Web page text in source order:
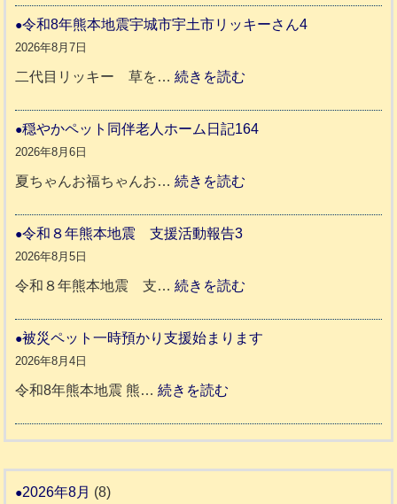
和
年
本
援
市
氷
令和8年熊本地震宇城市宇土市リッキーさん4
2026年8月7日
二代目リッキー 草を…続きを読む
和
城
市
市
ッ
穏やかペット同伴老人ホーム日記164
2026年8月6日
夏ちゃんお福ちゃんお…続きを読む
ト
人
令和８年熊本地震 支援活動報告3
2026年8月5日
令和８年熊本地震 支…続きを読む
和
被災ペット一時預かり支援始まります
2026年8月4日
令和8年熊本地震 熊…続きを読む
災
2026年8月 (8)